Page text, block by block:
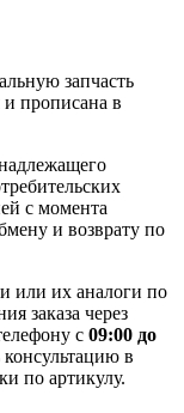
запчасть
и прописана в
с момента
и возврату по
или их аналоги по
заказа через
с 09:00 до
в
по артикулу.